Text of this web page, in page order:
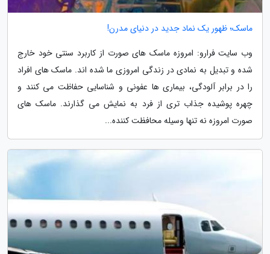
ماسک؛ ظهور یک نماد جدید در دنیای مدرن!
وب سایت فرارو: امروزه ماسک های صورت از کاربرد سنتی خود خارج
شده و تبدیل به نمادی در زندگی امروزی ما شده اند. ماسک های افراد
را در برابر آلودگی، بیماری ها عفونی و شناسایی حفاظت می کنند و
چهره پوشیده جذاب تری از فرد به نمایش می گذارند. ماسک های
صورت امروزه نه تنها وسیله محافظت کننده...